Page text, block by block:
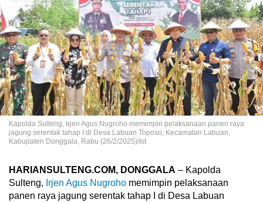
Kapolda Sulteng, Irjen Agus Nugroho memimpin pelaksanaan panen raya
jagung serentak tahap I di Desa Labuan Toposo, Kecamatan Labuan,
Kabupaten Donggala, Rabu (26/2/2025)/Ist
HARIANSULTENG.COM, DONGGALA – Kapolda
Sulteng, Irjen Agus Nugroho memimpin pelaksanaan
panen raya jagung serentak tahap I di Desa Labuan